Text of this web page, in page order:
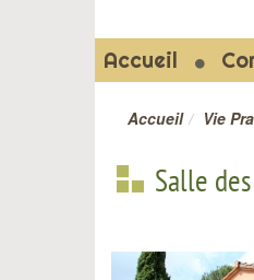
Accueil
Accueil Vie
Salle